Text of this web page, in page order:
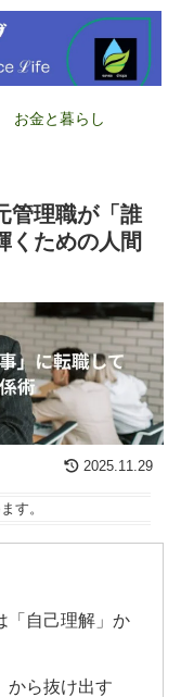
お金と暮らし
管理職が「誰
くための人間
2025.11.29
す。
「自己理解」か
から抜け出す